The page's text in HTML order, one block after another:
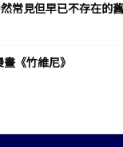
常見但早已不存在的
《竹維尼》